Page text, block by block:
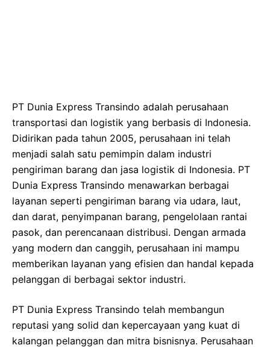
PT Dunia Express Transindo adalah perusahaan
transportasi dan logistik yang berbasis di Indonesia.
Didirikan pada tahun 2005, perusahaan ini telah
menjadi salah satu pemimpin dalam industri
pengiriman barang dan jasa logistik di Indonesia. PT
Dunia Express Transindo menawarkan berbagai
layanan seperti pengiriman barang via udara, laut,
dan darat, penyimpanan barang, pengelolaan rantai
pasok, dan perencanaan distribusi. Dengan armada
yang modern dan canggih, perusahaan ini mampu
memberikan layanan yang efisien dan handal kepada
pelanggan di berbagai sektor industri.
PT Dunia Express Transindo telah membangun
reputasi yang solid dan kepercayaan yang kuat di
kalangan pelanggan dan mitra bisnisnya. Perusahaan